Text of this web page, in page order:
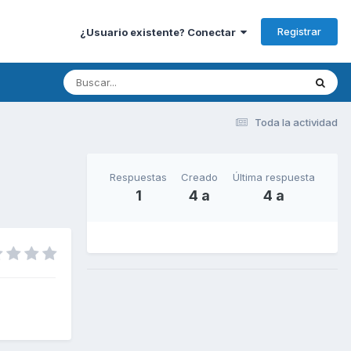
¿Usuario existente? Conectar Registrar
Toda la actividad
Respuestas
1
Creado
4 a
Última respuesta
4 a